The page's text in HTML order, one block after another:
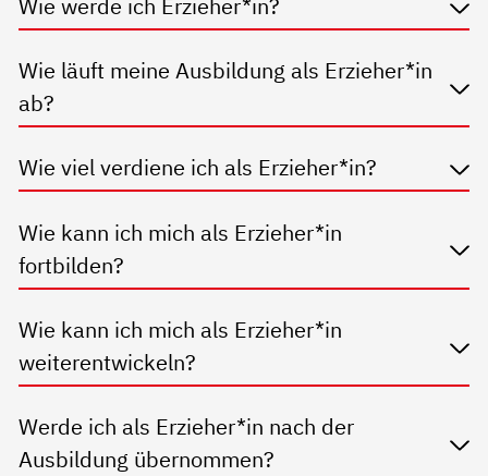
Wie läuft meine Ausbildung als Erzieher*in
ab?
Wie viel verdiene ich als Erzieher*in?
Wie kann ich mich als Erzieher*in
fortbilden?
Wie kann ich mich als Erzieher*in
weiterentwickeln?
Werde ich als Erzieher*in nach der
Ausbildung übernommen?